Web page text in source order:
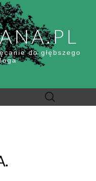
do głębszego
Szukaj: